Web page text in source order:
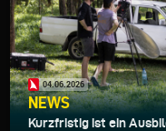
04.06.2026
NEWS
Kurzfristig ist ein